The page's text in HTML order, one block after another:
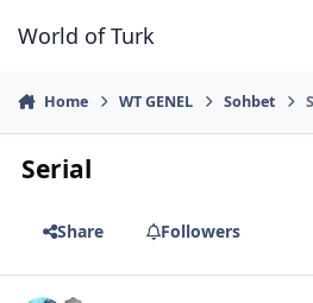
World of Turk
Home WT GENEL Sohbet
Serial
Share Followers